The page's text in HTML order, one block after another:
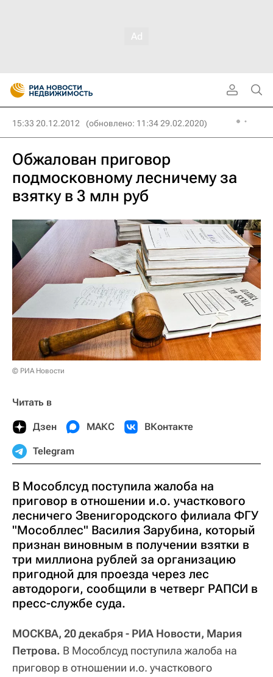
15:33 20.12.2012 (обновлено: 11:34 29.02.2020)
Обжалован приговор
подмосковному лесничему за
взятку в 3 млн руб
© РИА Новости
Читать в
Дзен МАКС ВКонтакте
Telegram
В Мособлсуд поступила жалоба на
приговор в отношении и.о. участкового
лесничего Звенигородского филиала ФГУ
"Мособллес" Василия Зарубина, который
признан виновным в получении взятки в
три миллиона рублей за организацию
пригодной для проезда через лес
автодороги, сообщили в четверг РАПСИ в
пресс-службе суда.
МОСКВА, 20 декабря - РИА Новости, Мария
Петрова. В Мособлсуд поступила жалоба на
приговор в отношении и.о. участкового